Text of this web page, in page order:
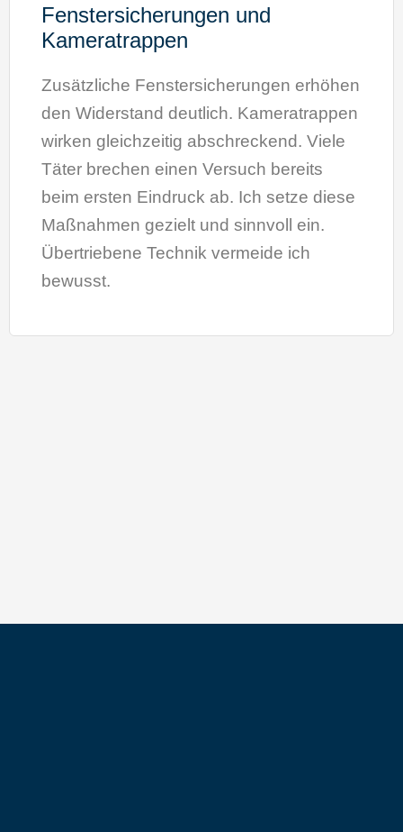
Fenstersicherungen und
Kameratrappen
Zusätzliche Fenstersicherungen erhöhen
den Widerstand deutlich. Kameratrappen
wirken gleichzeitig abschreckend. Viele
Täter brechen einen Versuch bereits
beim ersten Eindruck ab. Ich setze diese
Maßnahmen gezielt und sinnvoll ein.
Übertriebene Technik vermeide ich
bewusst.